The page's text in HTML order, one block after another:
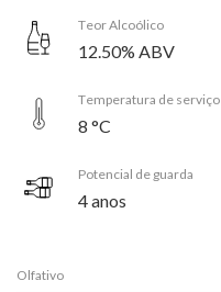
Teor Alcoólico
12.50% ABV
Temperatura de serviço
8 °C
Potencial de guarda
4 anos
Olfativo